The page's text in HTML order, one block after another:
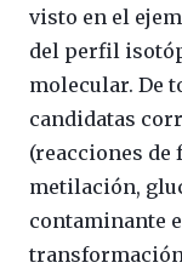
visto en el
del perfil
molecular. De
candidatas
(reacciones de
metilación,
contaminante